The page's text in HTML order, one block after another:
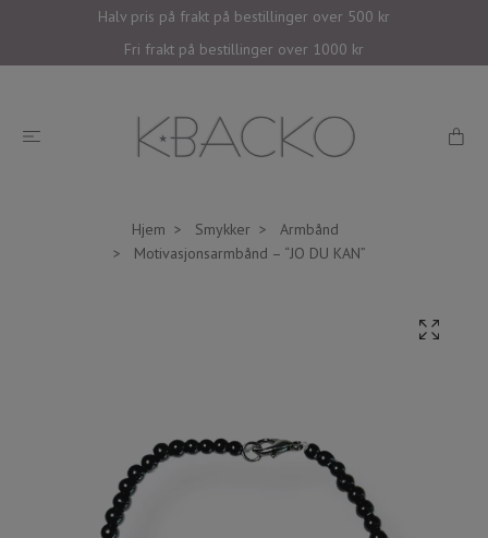
Halv pris på frakt på bestillinger over 500 kr
Fri frakt på bestillinger over 1000 kr
Hjem Smykker
Armbånd
Motivasjonsarmbånd – “JO DU KAN”